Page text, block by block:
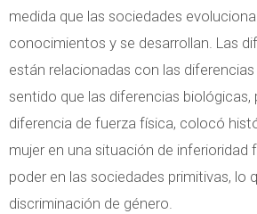
medida que las sociedades
conocimientos y se desarrollan. Las
están relacionadas con las diferencias
sentido que las diferencias biológicas,
diferencia de fuerza física, colocó
mujer en una situación de inferioridad
poder en las sociedades primitivas, lo
discriminación de género.